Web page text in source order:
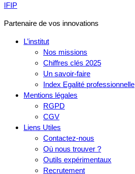
IFIP
Partenaire de vos innovations
L’institut
Nos missions
Chiffres clés 2025
Un savoir-faire
Index Egalité professionnelle
Mentions légales
RGPD
CGV
Liens Utiles
Contactez-nous
Où nous trouver ?
Outils expérimentaux
Recrutement